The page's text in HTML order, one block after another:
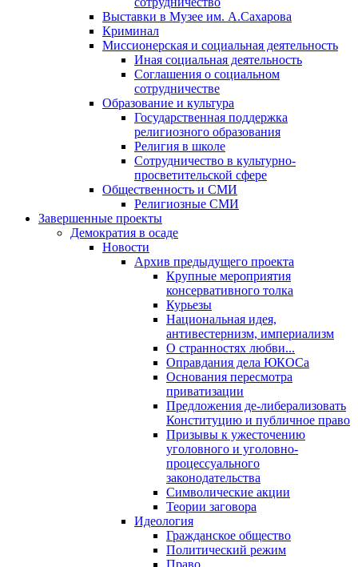
Выставки в Музее им. А.Сахарова
Криминал
Миссионерская и социальная деятельность
Иная социальная деятельность
Соглашения о социальном
сотрудничестве
Образование и культура
Государственная поддержка
религиозного образования
Религия в школе
Сотрудничество в культурно-
просветительской сфере
Общественность и СМИ
Религиозные СМИ
Завершенные проекты
Демократия в осаде
Новости
Архив предыдущего проекта
Крупные мероприятия
консервативного толка
Курьезы
Национальная идея,
антивестернизм, империализм
О странностях любви...
Оправдания дела ЮКОСа
Основания пересмотра
приватизации
Предложения де-либерализовать
Конституцию и публичное право
Призывы к ужесточению
уголовного и уголовно-
процессуального
законодательства
Символические акции
Теории заговора
Идеология
Гражданское общество
Политический режим
Право